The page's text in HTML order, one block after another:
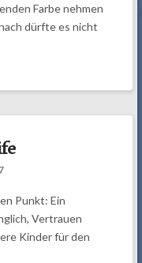
Farbe nehmen
dürfte es nicht
Punkt: Ein
Vertrauen
Kinder für den